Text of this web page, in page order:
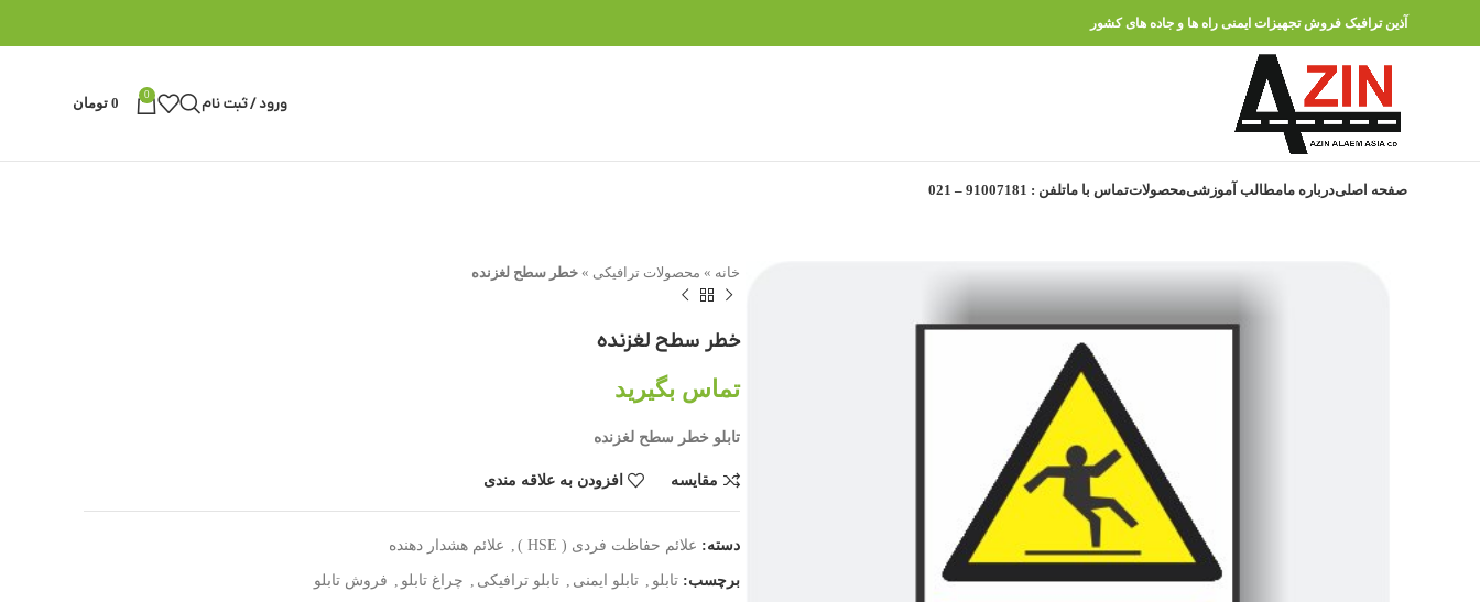
آذین ترافیک فروش تجهیزات ایمنی راه ها و جاده های کشور
ورود / ثبت نام 0
0 تومان
صفحه اصلیدرباره مامطالب آموزشیمحصولاتتماس با ماتلفن : 91007181 – 021
خانه » محصولات ترافیکی » خطر سطح لغزنده
خطر سطح لغزنده
تماس بگیرید
تابلو خطر سطح لغزنده
مقایسه افزودن به علاقه مندی
دسته: علائم حفاظت فردی ( HSE ) , علائم هشدار دهنده
برچسب: تابلو , تابلو ایمنی , تابلو ترافیکی , چراغ تابلو , فروش تابلو